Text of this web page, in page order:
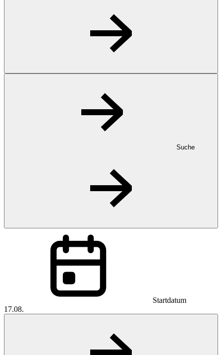
Suche
Startdatum
17.08.